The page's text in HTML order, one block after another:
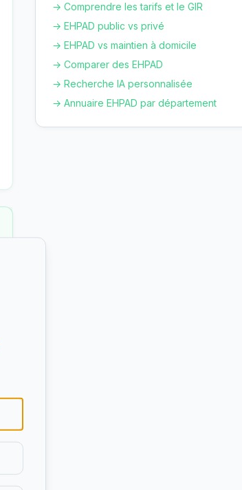
→ Comprendre les tarifs et le GIR
→ EHPAD public vs privé
→ EHPAD vs maintien à domicile
→ Comparer des EHPAD
→ Recherche IA personnalisée
→ Annuaire EHPAD par département